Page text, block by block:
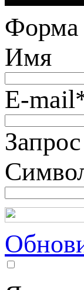
Форма
Имя
E-mail